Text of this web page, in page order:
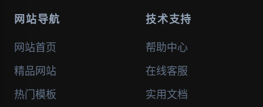
网站导航
网站首页
精品网站
热门模板
技术支持
帮助中心
在线客服
实用文档